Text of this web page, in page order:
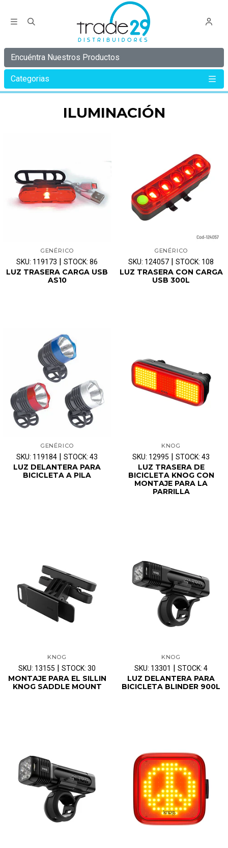
Encuéntra Nuestros Productos
Categorias
ILUMINACIÓN
GENÉRICO
SKU: 119173 | STOCK: 86
LUZ TRASERA CARGA USB
AS10
GENÉRICO
SKU: 124057 | STOCK: 108
LUZ TRASERA CON CARGA
USB 300L
GENÉRICO
SKU: 119184 | STOCK: 43
LUZ DELANTERA PARA
BICICLETA A PILA
KNOG
SKU: 12995 | STOCK: 43
LUZ TRASERA DE
BICICLETA KNOG CON
MONTAJE PARA LA
PARRILLA
KNOG
SKU: 13155 | STOCK: 30
MONTAJE PARA EL SILLIN
KNOG SADDLE MOUNT
KNOG
SKU: 13301 | STOCK: 4
LUZ DELANTERA PARA
BICICLETA BLINDER 900L